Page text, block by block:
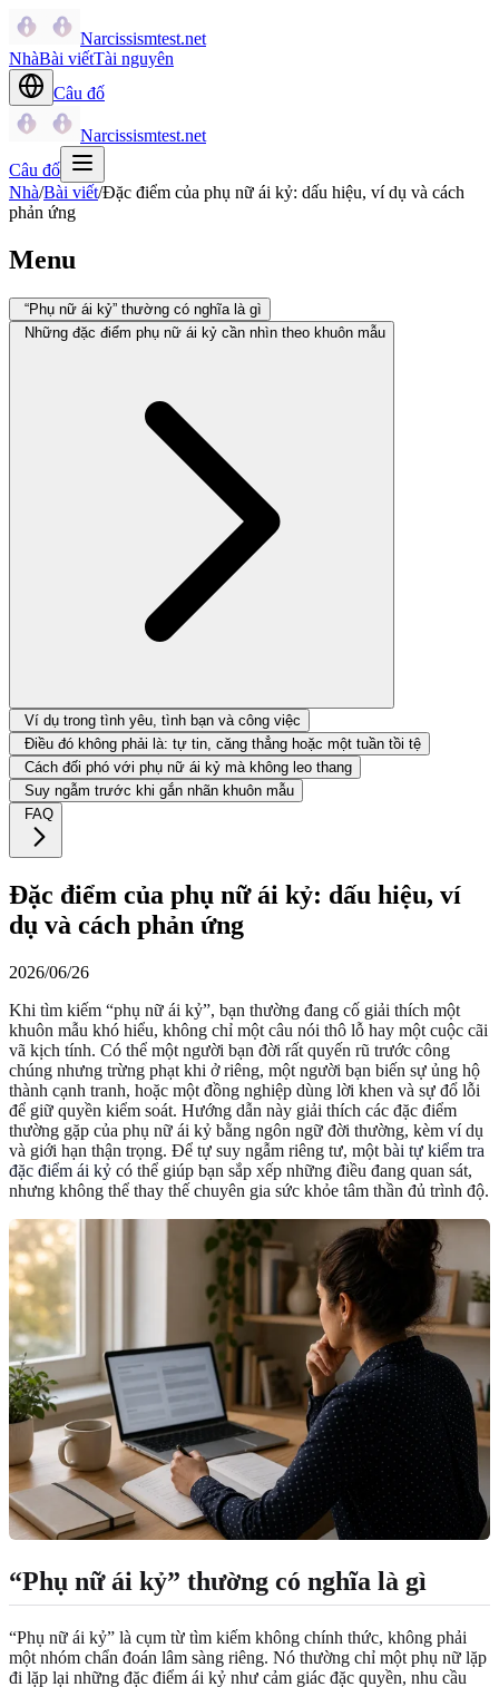
Narcissismtest.net
NhàBài viếtTài nguyên
Câu đố
Narcissismtest.net
Câu đố
Nhà/Bài viết/Đặc điểm của phụ nữ ái kỷ: dấu hiệu, ví dụ và cách
phản ứng
Menu
“Phụ nữ ái kỷ” thường có nghĩa là gì
Những đặc điểm phụ nữ ái kỷ cần nhìn theo khuôn mẫu
Ví dụ trong tình yêu, tình bạn và công việc
Điều đó không phải là: tự tin, căng thẳng hoặc một tuần tồi tệ
Cách đối phó với phụ nữ ái kỷ mà không leo thang
Suy ngẫm trước khi gắn nhãn khuôn mẫu
FAQ
Đặc điểm của phụ nữ ái kỷ: dấu hiệu, ví
dụ và cách phản ứng
2026/06/26
Khi tìm kiếm “phụ nữ ái kỷ”, bạn thường đang cố giải thích một
khuôn mẫu khó hiểu, không chỉ một câu nói thô lỗ hay một cuộc cãi
vã kịch tính. Có thể một người bạn đời rất quyến rũ trước công
chúng nhưng trừng phạt khi ở riêng, một người bạn biến sự ủng hộ
thành cạnh tranh, hoặc một đồng nghiệp dùng lời khen và sự đổ lỗi
để giữ quyền kiểm soát. Hướng dẫn này giải thích các đặc điểm
thường gặp của phụ nữ ái kỷ bằng ngôn ngữ đời thường, kèm ví dụ
và giới hạn thận trọng. Để tự suy ngẫm riêng tư, một bài tự kiểm tra
đặc điểm ái kỷ có thể giúp bạn sắp xếp những điều đang quan sát,
nhưng không thể thay thế chuyên gia sức khỏe tâm thần đủ trình độ.
“Phụ nữ ái kỷ” thường có nghĩa là gì
“Phụ nữ ái kỷ” là cụm từ tìm kiếm không chính thức, không phải
một nhóm chẩn đoán lâm sàng riêng. Nó thường chỉ một phụ nữ lặp
đi lặp lại những đặc điểm ái kỷ như cảm giác đặc quyền, nhu cầu